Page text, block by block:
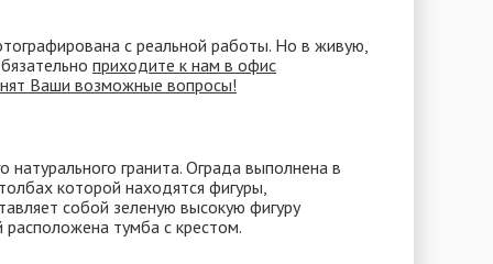
с реальной работы. Но в живую,
приходите к нам в офис
Ваши возможные вопросы!
гранита. Ограда выполнена в
которой находятся фигуры,
собой зеленую высокую фигуру
тумба с крестом.